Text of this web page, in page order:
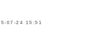
07-24 15:51